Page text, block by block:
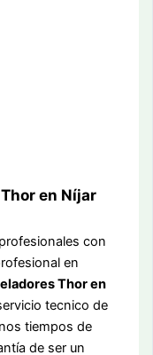
en Níjar
con
en
Thor en
tecnico de
tiempos de
de ser un